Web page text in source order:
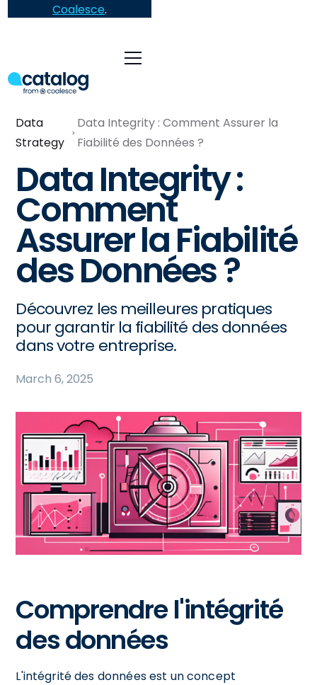
Coalesce.
Data
Strategy
Data Integrity : Comment Assurer la
Fiabilité des Données ?
Data Integrity :
Comment
Assurer la Fiabilité
des Données ?
Découvrez les meilleures pratiques
pour garantir la fiabilité des données
dans votre entreprise.
March 6, 2025
Comprendre l'intégrité
des données
L'intégrité des données est un concept